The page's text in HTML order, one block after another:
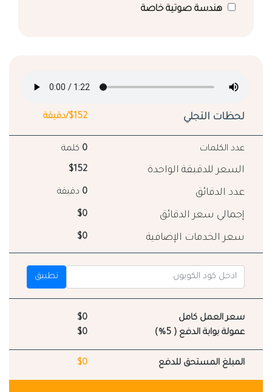
هندسة صوتية خاصة
لحظات التجلي $152/دقيقة
عدد الكلمات 0 كلمة
السعر للدقيقة الواحدة $152
عدد الدقائق 0 دقيقة
إجمالي سعر الدقائق $0
سعر الخدمات الإضافية $0
تطبيق
سعر العمل كامل
$0
عمولة بوابة الدفع ( 5%)
$0
المبلغ المستحق للدفع $0